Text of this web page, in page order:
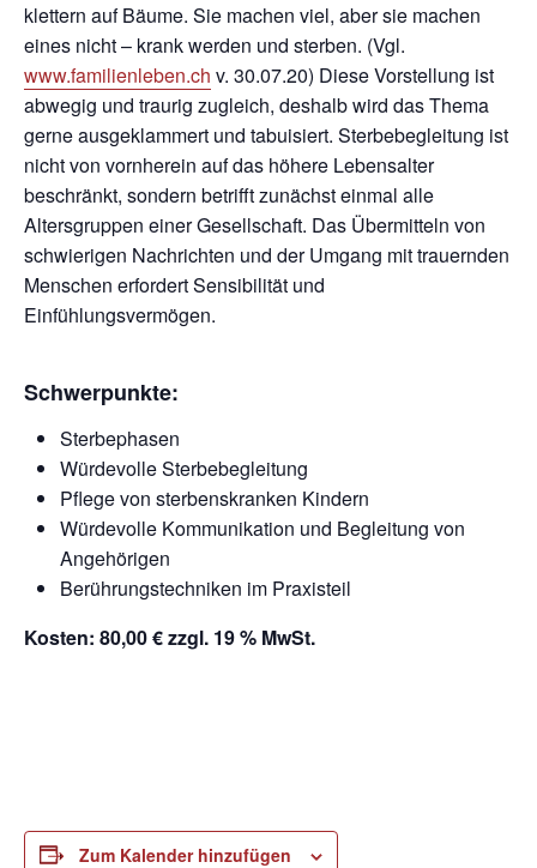
klettern auf Bäume. Sie machen viel, aber sie machen
eines nicht – krank werden und sterben. (Vgl.
www.familienleben.ch v. 30.07.20) Diese Vorstellung ist
abwegig und traurig zugleich, deshalb wird das Thema
gerne ausgeklammert und tabuisiert. Sterbebegleitung ist
nicht von vornherein auf das höhere Lebensalter
beschränkt, sondern betrifft zunächst einmal alle
Altersgruppen einer Gesellschaft. Das Übermitteln von
schwierigen Nachrichten und der Umgang mit trauernden
Menschen erfordert Sensibilität und
Einfühlungsvermögen.
Schwerpunkte:
Sterbephasen
Würdevolle Sterbebegleitung
Pflege von sterbenskranken Kindern
Würdevolle Kommunikation und Begleitung von
Angehörigen
Berührungstechniken im Praxisteil
Kosten: 80,00 € zzgl. 19 % MwSt.
Zum Kalender hinzufügen